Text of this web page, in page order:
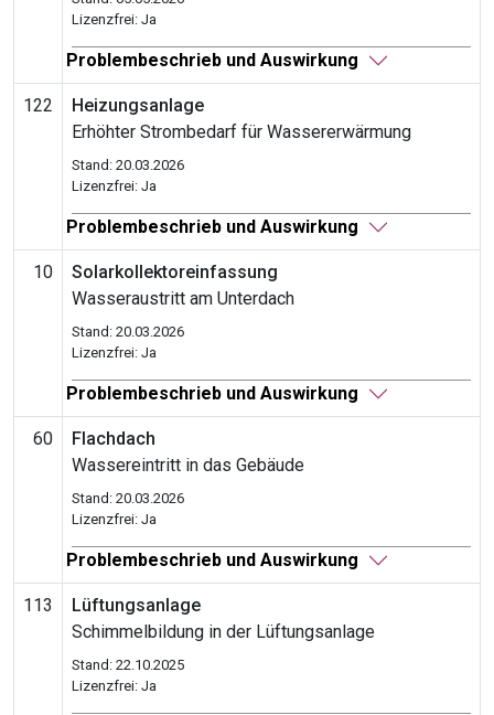
Lizenzfrei: Ja
Problembeschrieb und Auswirkung
122
Heizungsanlage
Erhöhter Strombedarf für Wassererwärmung
Stand: 20.03.2026
Lizenzfrei: Ja
Problembeschrieb und Auswirkung
10
Solarkollektoreinfassung
Wasseraustritt am Unterdach
Stand: 20.03.2026
Lizenzfrei: Ja
Problembeschrieb und Auswirkung
60
Flachdach
Wassereintritt in das Gebäude
Stand: 20.03.2026
Lizenzfrei: Ja
Problembeschrieb und Auswirkung
113
Lüftungsanlage
Schimmelbildung in der Lüftungsanlage
Stand: 22.10.2025
Lizenzfrei: Ja